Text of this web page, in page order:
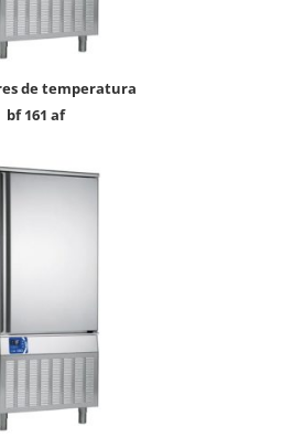
bf 161 af